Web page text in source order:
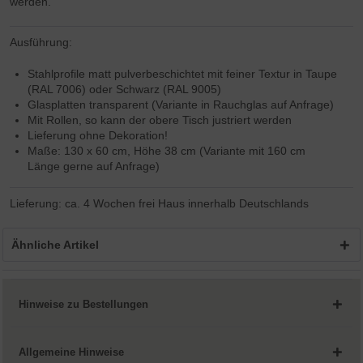
Ausführung:
Stahlprofile matt pulverbeschichtet mit feiner Textur in Taupe
(RAL 7006) oder Schwarz (RAL 9005)
Glasplatten transparent (Variante in Rauchglas auf Anfrage)
Mit Rollen, so kann der obere Tisch justriert werden
Lieferung ohne Dekoration!
Maße: 130 x 60 cm, Höhe 38 cm (Variante mit 160 cm
Länge gerne auf Anfrage)
Lieferung: ca. 4 Wochen frei Haus innerhalb Deutschlands
Ähnliche Artikel
Hinweise zu Bestellungen
Allgemeine Hinweise